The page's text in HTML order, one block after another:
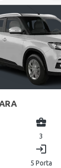
business_center
3
login
5 Porta